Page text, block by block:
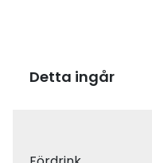
Detta ingår